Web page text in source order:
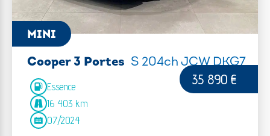
MINI
Cooper 3 Portes S 204ch JCW DKG7
Essence
16 403 km
07/2024
35 890 €